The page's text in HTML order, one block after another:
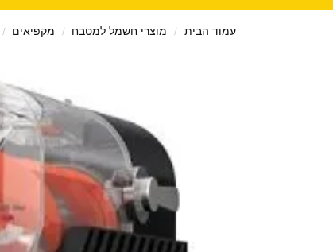
עמוד הבית / מוצרי חשמל למטבח / מקפיאים /